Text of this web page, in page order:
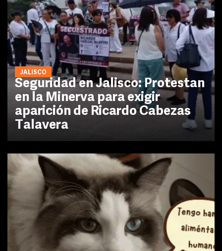
JALISCO
Seguridad en Jalisco: Protestan
en la Minerva para exigir
aparición de Ricardo Cabezas
Talavera